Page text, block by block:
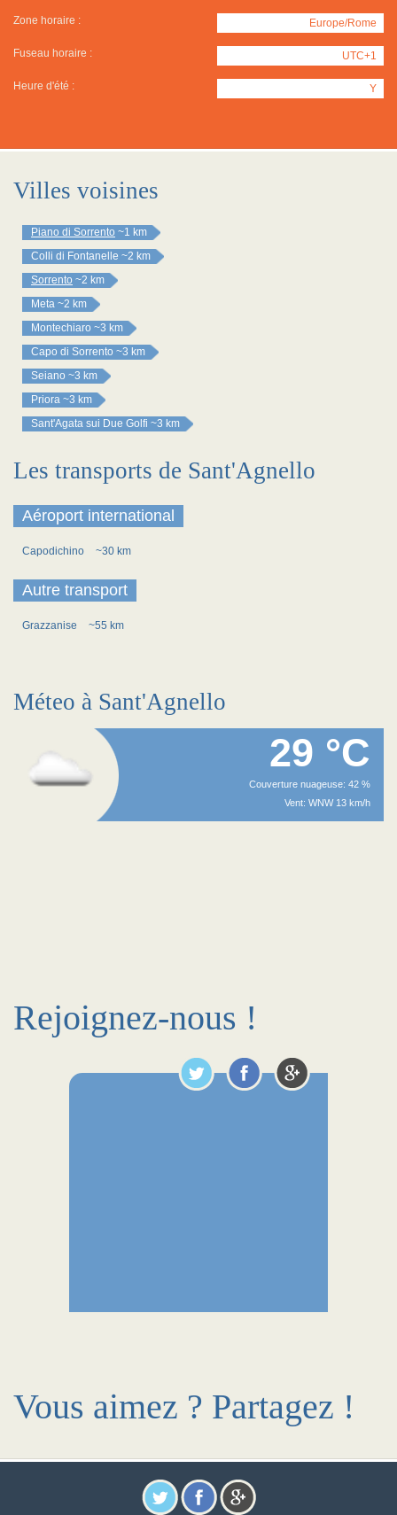
Zone horaire : Europe/Rome
Fuseau horaire : UTC+1
Heure d'été : Y
Villes voisines
Piano di Sorrento ~1 km
Colli di Fontanelle ~2 km
Sorrento ~2 km
Meta ~2 km
Montechiaro ~3 km
Capo di Sorrento ~3 km
Seiano ~3 km
Priora ~3 km
Sant'Agata sui Due Golfi ~3 km
Les transports de Sant'Agnello
Aéroport international
Capodichino ~30 km
Autre transport
Grazzanise ~55 km
Méteo à Sant'Agnello
29 °C
Couverture nuageuse: 42 %
Vent: WNW 13 km/h
Rejoignez-nous !
Vous aimez ? Partagez !